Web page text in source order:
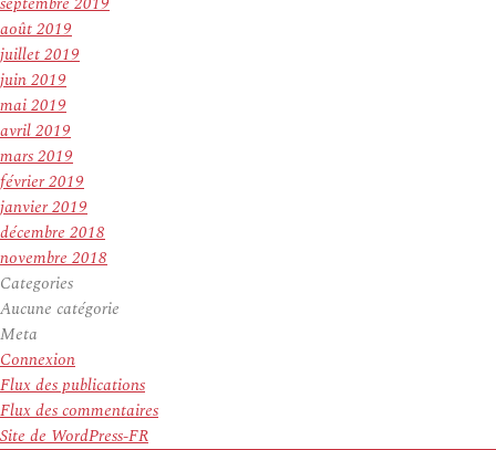
août 2019
juillet 2019
juin 2019
mai 2019
avril 2019
mars 2019
février 2019
janvier 2019
décembre 2018
novembre 2018
Categories
Aucune catégorie
Meta
Connexion
Flux des publications
Flux des commentaires
Site de WordPress-FR